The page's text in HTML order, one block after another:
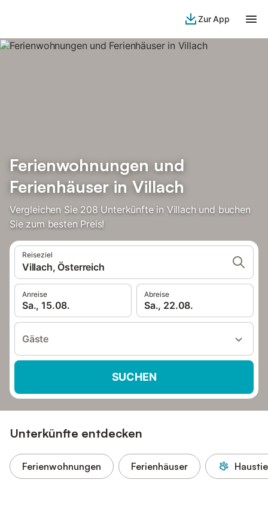
Zur App
Ferienwohnungen und
Ferienhäuser in Villach
Vergleichen Sie 208 Unterkünfte in Villach und buchen
Sie zum besten Preis!
Reiseziel
Villach, Österreich
Anreise
Sa., 15.08.
Abreise
Sa., 22.08.
Gäste
SUCHEN
Unterkünfte entdecken
Ferienwohnungen Ferienhäuser